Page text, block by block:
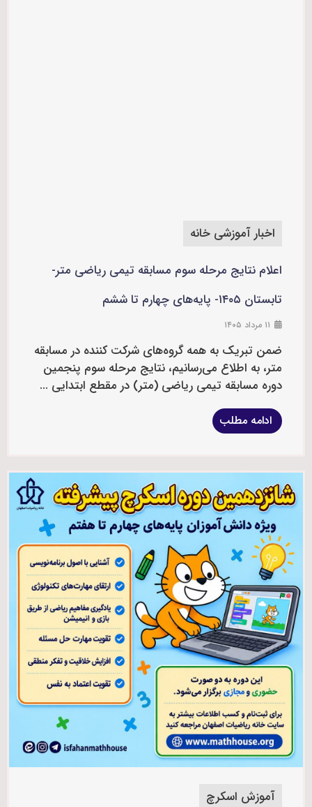
اخبار آموزشی خانه
اعلام نتایج مرحله سوم مسابقه تیمی ریاضی متر-
تابستان ۱۴۰۵- پایه‌های چهارم تا ششم
ضمن تبریک به همه گروه‌های شرکت کننده در مسابقه
متر، به اطلاع می‌رسانیم، نتایج مرحله سوم پنجمین
دوره مسابقه تیمی ریاضی (متر) در مقطع ابتدایی ...
ادامه مطلب
آموزش اسکرچ